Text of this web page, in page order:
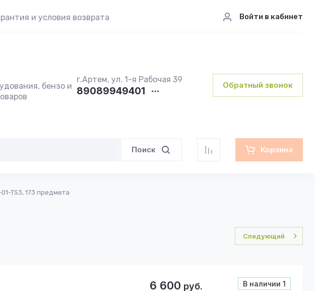
и условия возврата Войти в кабинет
бензо и
г.Артем, ул. 1-я Рабочая 39
89089949401
Обратный звонок
Поиск Корзина
TS3, 173 предмета
Следующий
В наличии 1
6 600 руб.